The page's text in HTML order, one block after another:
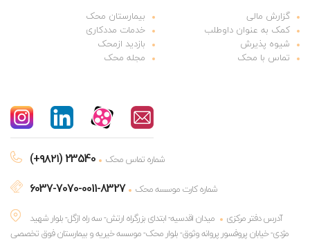
گزارش مالی
بیمارستان محک
کمک به عنوان داوطلب
خدمات مددکاری
شیوه پذیرش
بازدید ازمحک
تماس با محک
مجله محک
(+۹۸۲۱) 23540 شماره تماس محک
6037-7070-0011-8327
شماره کارت موسسه محک
آدرس دفتر مرکزی
میدان اقدسیه- ابتدای بزرگراه ارتش- سه راه ازگل- بلوار شهید
مژدی- خیابان پروفسور پروانه وثوق- بلوار محک- موسسه خیریه و بیمارستان فوق تخصصی